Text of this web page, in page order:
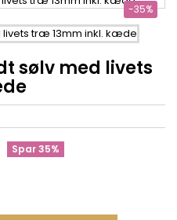
-35%
sølv med livets
Spar 35%